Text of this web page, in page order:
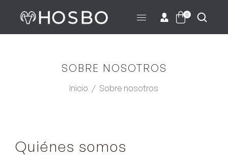
0
SOBRE NOSOTROS
Inicio / Sobre nosotros
Quiénes somos